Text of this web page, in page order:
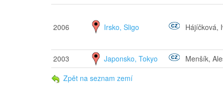
2006 Irsko, Sligo Hájíčková,
2003 Japonsko, Tokyo Menšík,
Zpět na seznam zemí